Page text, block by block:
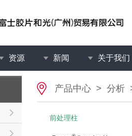
资源 新闻 关于我们
产品中心 > 分析
前处理柱